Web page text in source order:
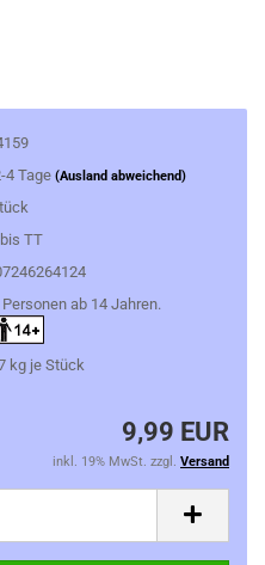
4 Tage (Ausland abweichend)
TT
Personen ab 14 Jahren.
kg je Stück
9,99 EUR
inkl. 19% MwSt. zzgl. Versand